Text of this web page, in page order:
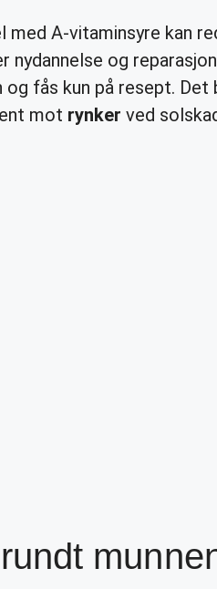
A-vitaminsyre kan
nydannelse og
fås kun på resept. Det
mot rynker ved